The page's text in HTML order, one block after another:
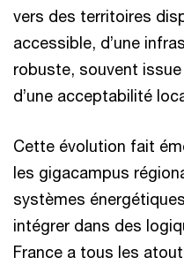
vers des territoires
accessible, d’une
robuste, souvent
d’une acceptabilité
Cette évolution fait
les gigacampus
systèmes
intégrer dans des
France a tous les